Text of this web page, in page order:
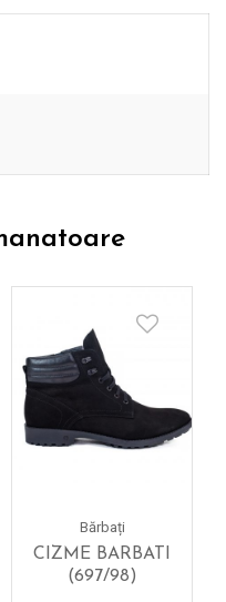
Bărbați
CIZME BARBATI
(697/98)